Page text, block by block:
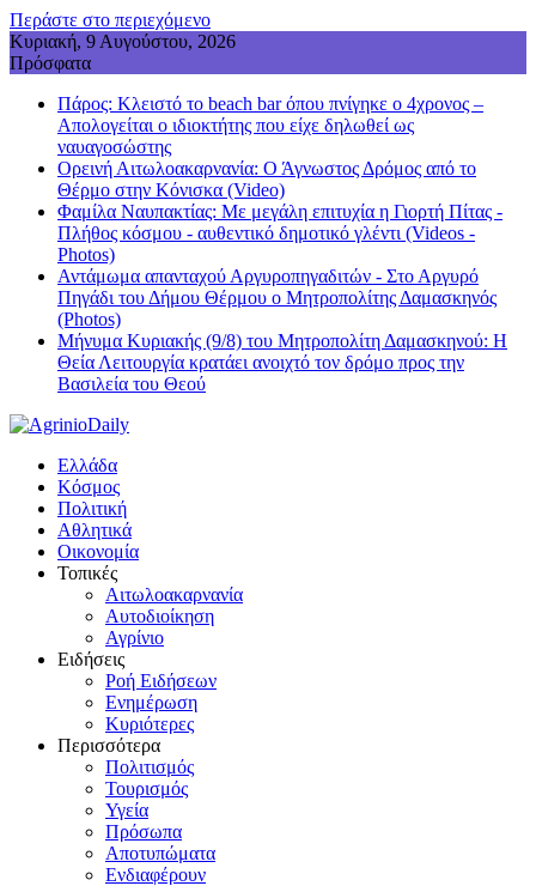
Περάστε στο περιεχόμενο
Κυριακή, 9 Αυγούστου, 2026
Πρόσφατα
Πάρος: Κλειστό το beach bar όπου πνίγηκε ο 4χρονος –
Απολογείται ο ιδιοκτήτης που είχε δηλωθεί ως
ναυαγοσώστης
Ορεινή Αιτωλοακαρνανία: Ο Άγνωστος Δρόμος από το
Θέρμο στην Κόνισκα (Video)
Φαμίλα Ναυπακτίας: Με μεγάλη επιτυχία η Γιορτή Πίτας -
Πλήθος κόσμου - αυθεντικό δημοτικό γλέντι (Videos -
Photos)
Αντάμωμα απανταχού Αργυροπηγαδιτών - Στο Αργυρό
Πηγάδι του Δήμου Θέρμου ο Μητροπολίτης Δαμασκηνός
(Photos)
Μήνυμα Κυριακής (9/8) του Μητροπολίτη Δαμασκηνού: Η
Θεία Λειτουργία κρατάει ανοιχτό τον δρόμο προς την
Βασιλεία του Θεού
Ελλάδα
Κόσμος
Πολιτική
Αθλητικά
Οικονομία
Τοπικές
Αιτωλοακαρνανία
Αυτοδιοίκηση
Αγρίνιο
Ειδήσεις
Ροή Ειδήσεων
Ενημέρωση
Κυριότερες
Περισσότερα
Πολιτισμός
Τουρισμός
Υγεία
Πρόσωπα
Αποτυπώματα
Ενδιαφέρουν